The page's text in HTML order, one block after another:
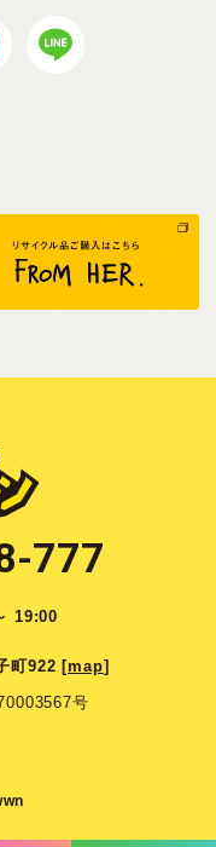
777
19:00
町922 [map]
号